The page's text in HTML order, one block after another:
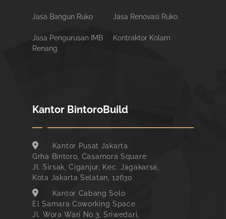
Jasa Bangun Ruko Jasa Renovasi Ruko
Jasa Pengurusan IMB
Kontraktor Kolam
Renang
Kantor BintoroBuild
Kantor Pusat Jakarta
Grha Bintoro, Casamora Square
Jl. Sirsak, Ciganjur, Kec. Jagakarsa,
Kota Jakarta Selatan, 12630
Kantor Cabang Solo
El Samara Coworking Space
Jl. Wora Wari No.3, Sriwedari,